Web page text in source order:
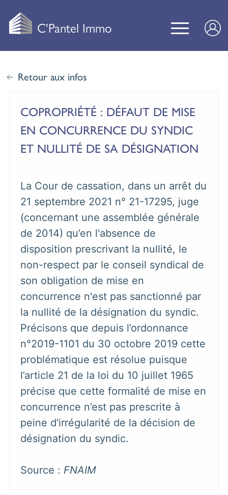
C'Pantel Immo
Retour aux infos
COPROPRIÉTÉ : DÉFAUT DE MISE
EN CONCURRENCE DU SYNDIC
ET NULLITÉ DE SA DÉSIGNATION
La Cour de cassation, dans un arrêt du
21 septembre 2021 n° 21-17295, juge
(concernant une assemblée générale
de 2014) qu’en l'absence de
disposition prescrivant la nullité, le
non-respect par le conseil syndical de
son obligation de mise en
concurrence n'est pas sanctionné par
la nullité de la désignation du syndic.
Précisons que depuis l’ordonnance
n°2019-1101 du 30 octobre 2019 cette
problématique est résolue puisque
l’article 21 de la loi du 10 juillet 1965
précise que cette formalité de mise en
concurrence n’est pas prescrite à
peine d'irrégularité de la décision de
désignation du syndic.
Source : FNAIM